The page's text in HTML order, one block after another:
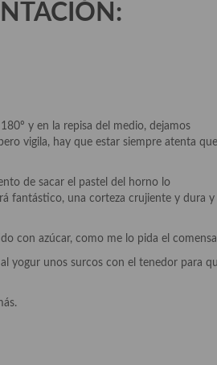
y en la repisa del medio, dejamos
vigila, hay que estar siempre atenta que
de sacar el pastel del horno lo
fantástico, una corteza crujiente y dura y
con azúcar, como me lo pida el
unos surcos con el tenedor para